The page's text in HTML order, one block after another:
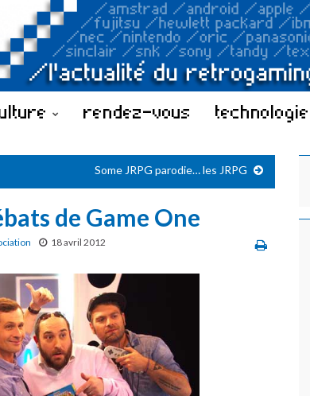
rendez-vous technologie
Some JRPG parodie… les JRPG
de Game One
18 avril 2012